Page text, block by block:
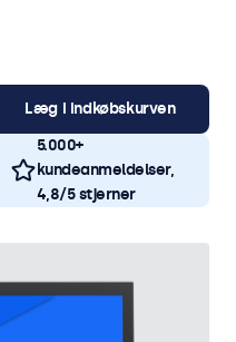
Læg i indkøbskurven
5.000+
kundeanmeldelser,
4,8/5 stjerner